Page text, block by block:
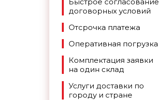
договорных условий
Отсрочка платежа
Оперативная погрузка
Комплектация заявки
на один склад
Услуги доставки по
городу и стране